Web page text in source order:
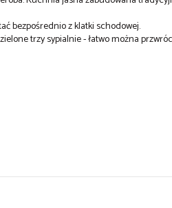
bezpośrednio z klatki schodowej.
trzy sypialnie - łatwo można